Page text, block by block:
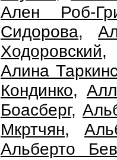
Ален Роб-
Сидорова,
Ходоровский
Алина
Кондинко,
Боасберг,
Мкртчян,
Альберто